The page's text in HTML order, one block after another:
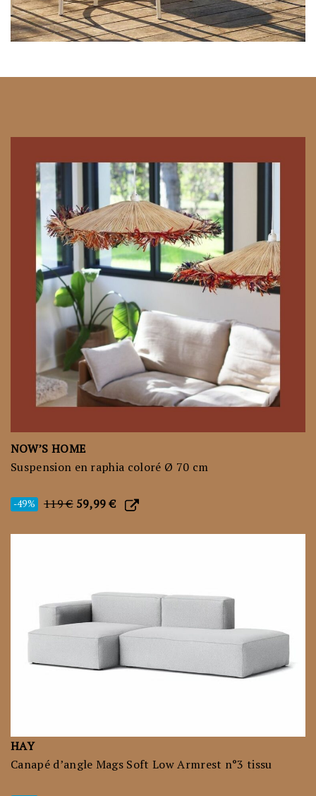
NOW’S HOME
Suspension en raphia coloré Ø 70 cm
-49% 119 € 59,99 €
HAY
Canapé d’angle Mags Soft Low Armrest n°3 tissu